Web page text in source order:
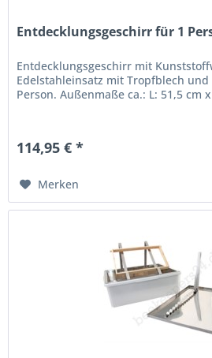
Entdecklungsgeschirr für 1
Entdecklungsgeschirr mit
Edelstahleinsatz mit Tropfblech
Person. Außenmaße ca.: L: 51,5 cm
114,95 € *
Merken